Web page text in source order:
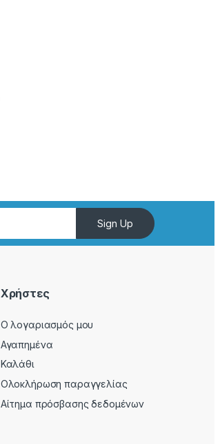
Sign Up
Χρήστες
Ο λογαριασμός μου
Αγαπημένα
Καλάθι
Ολοκλήρωση παραγγελίας
Αίτημα πρόσβασης δεδομένων